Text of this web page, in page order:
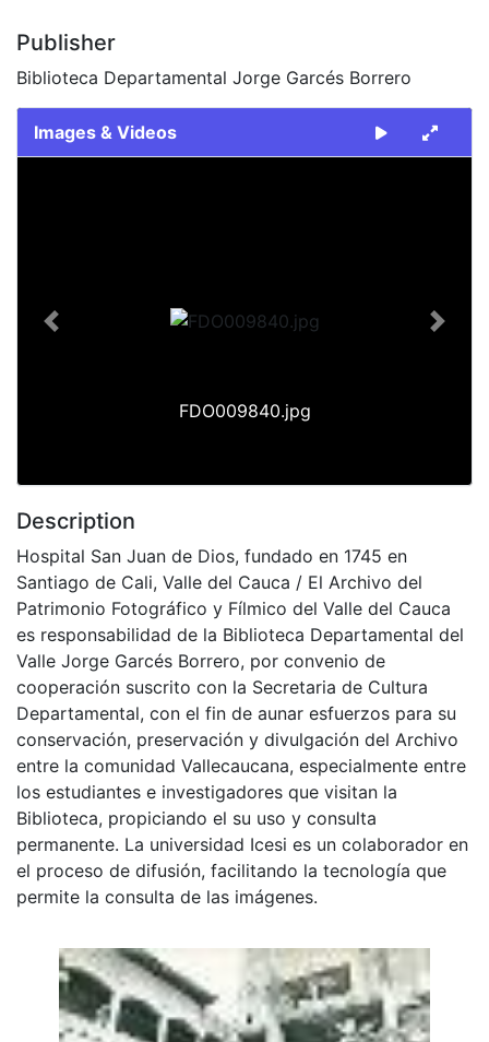
Publisher
Biblioteca Departamental Jorge Garcés Borrero
Images & Videos
FDO009840.jpg
Previous Next
Description
Hospital San Juan de Dios, fundado en 1745 en
Santiago de Cali, Valle del Cauca / El Archivo del
Patrimonio Fotográfico y Fílmico del Valle del Cauca
es responsabilidad de la Biblioteca Departamental del
Valle Jorge Garcés Borrero, por convenio de
cooperación suscrito con la Secretaria de Cultura
Departamental, con el fin de aunar esfuerzos para su
conservación, preservación y divulgación del Archivo
entre la comunidad Vallecaucana, especialmente entre
los estudiantes e investigadores que visitan la
Biblioteca, propiciando el su uso y consulta
permanente. La universidad Icesi es un colaborador en
el proceso de difusión, facilitando la tecnología que
permite la consulta de las imágenes.